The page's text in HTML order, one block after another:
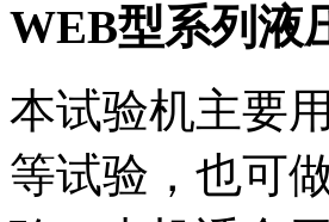
WEB型系列液
本试验机主要
等试验，也可